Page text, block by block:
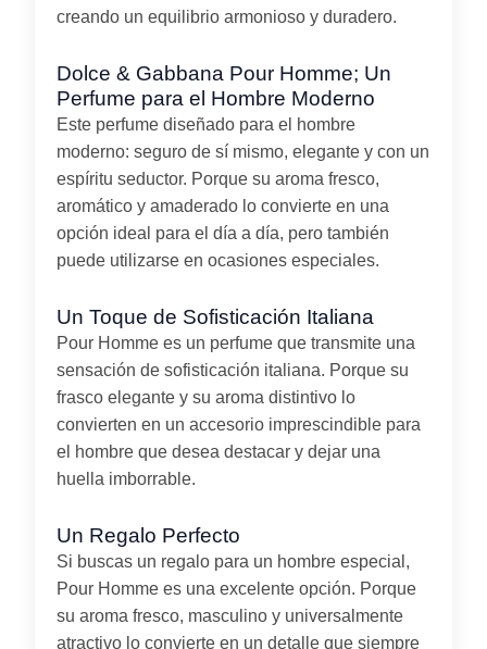
creando un equilibrio armonioso y duradero.
Dolce & Gabbana Pour Homme; Un
Perfume para el Hombre Moderno
Este perfume diseñado para el hombre
moderno: seguro de sí mismo, elegante y con un
espíritu seductor. Porque su aroma fresco,
aromático y amaderado lo convierte en una
opción ideal para el día a día, pero también
puede utilizarse en ocasiones especiales.
Un Toque de Sofisticación Italiana
Pour Homme es un perfume que transmite una
sensación de sofisticación italiana. Porque su
frasco elegante y su aroma distintivo lo
convierten en un accesorio imprescindible para
el hombre que desea destacar y dejar una
huella imborrable.
Un Regalo Perfecto
Si buscas un regalo para un hombre especial,
Pour Homme es una excelente opción. Porque
su aroma fresco, masculino y universalmente
atractivo lo convierte en un detalle que siempre